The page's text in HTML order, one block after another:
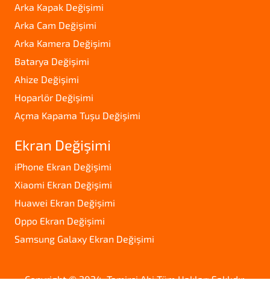
Arka Kapak Değişimi
Arka Cam Değişimi
Arka Kamera Değişimi
Batarya Değişimi
Ahize Değişimi
Hoparlör Değişimi
Açma Kapama Tuşu Değişimi
Ekran Değişimi
iPhone Ekran Değişimi
Xiaomi Ekran Değişimi
Huawei Ekran Değişimi
Oppo Ekran Değişimi
Samsung Galaxy Ekran Değişimi
Copyright © 2024. Tamirci Abi Tüm Hakları Saklıdır.